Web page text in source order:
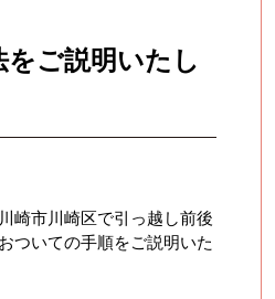
をご説明いたし
崎市川崎区で引っ越し前後
ついての手順をご説明いた